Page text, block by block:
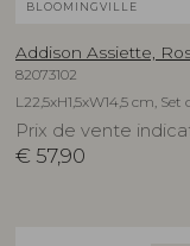
BLOOMINGVILLE
Addison Assiette,
82073102
L22,5xH1,5xW14,5 cm, Set
Prix de vente
€ 57,90